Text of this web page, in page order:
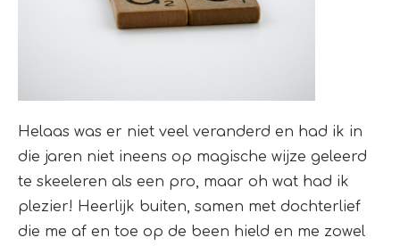
Helaas was er niet veel veranderd en had ik in
die jaren niet ineens op magische wijze geleerd
te skeeleren als een pro, maar oh wat had ik
plezier! Heerlijk buiten, samen met dochterlief
die me af en toe op de been hield en me zowel